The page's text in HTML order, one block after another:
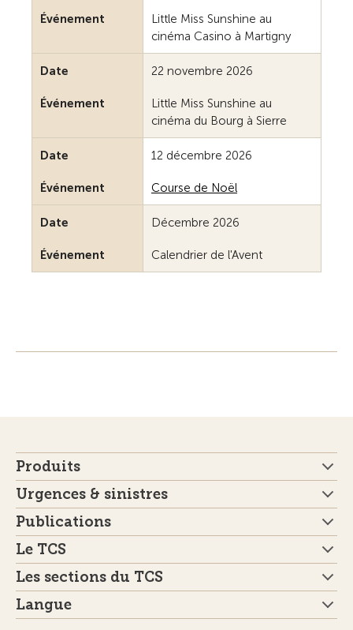
Événement
Little Miss Sunshine au
cinéma Casino à Martigny
Date 22 novembre 2026
Événement
Little Miss Sunshine au
cinéma du Bourg à Sierre
Date 12 décembre 2026
Événement Course de Noël
Date Décembre 2026
Événement Calendrier de l'Avent
Produits
Urgences & sinistres
Publications
Le TCS
Les sections du TCS
Langue